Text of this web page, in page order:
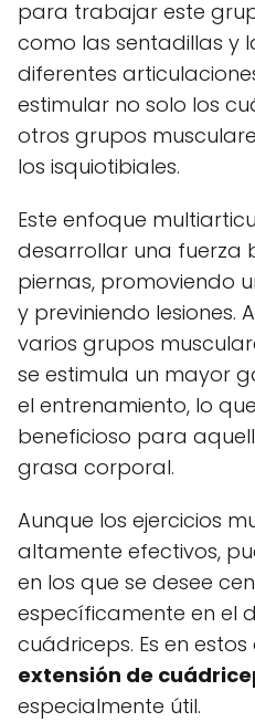
para trabajar este
como las sentadillas y
diferentes
estimular no solo los
otros grupos
los isquiotibiales.
Este enfoque
desarrollar una fuerza
piernas, promoviendo
y previniendo lesiones.
varios grupos
se estimula un mayor
el entrenamiento, lo
beneficioso para
grasa corporal.
Aunque los ejercicios
altamente efectivos,
en los que se desee
específicamente en el
cuádriceps. Es en
extensión de
especialmente útil.